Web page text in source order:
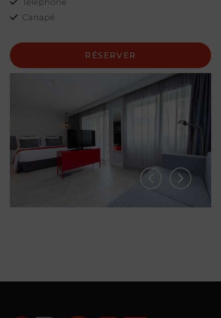
Concept
Chambres
Offres
Réparation
Téléphone
Canapé
RÉSERVER